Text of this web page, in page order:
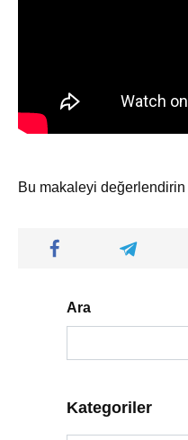
Bu makaleyi değerlendirin
Ara
Kategoriler